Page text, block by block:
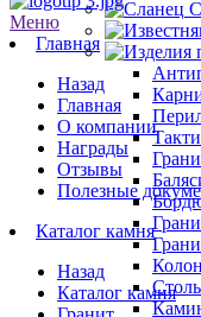
Меню
Главная
Назад
Главная
О компании
Награды
Отзывы
Полезные
Каталог камня
Назад
Каталог камня